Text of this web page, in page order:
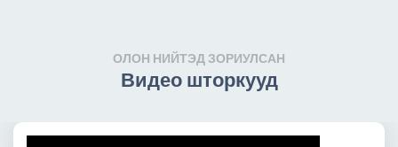
ОЛОН НИЙТЭД ЗОРИУЛСАН
Видео шторкууд